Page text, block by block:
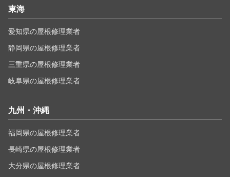
東海
愛知県の屋根修理業者
静岡県の屋根修理業者
三重県の屋根修理業者
岐阜県の屋根修理業者
九州・沖縄
福岡県の屋根修理業者
長崎県の屋根修理業者
大分県の屋根修理業者